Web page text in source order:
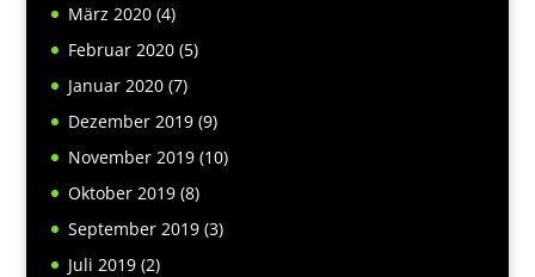
März 2020(4)
Februar 2020(5)
Januar 2020(7)
Dezember 2019(9)
November 2019(10)
Oktober 2019(8)
September 2019(3)
Juli 2019(2)